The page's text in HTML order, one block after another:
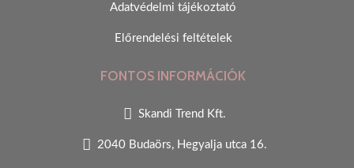
Adatvédelmi tájékoztató
Előrendelési feltételek
FONTOS INFORMÁCIÓK
Skandi Trend Kft.
2040 Budaörs, Hegyalja utca 16.